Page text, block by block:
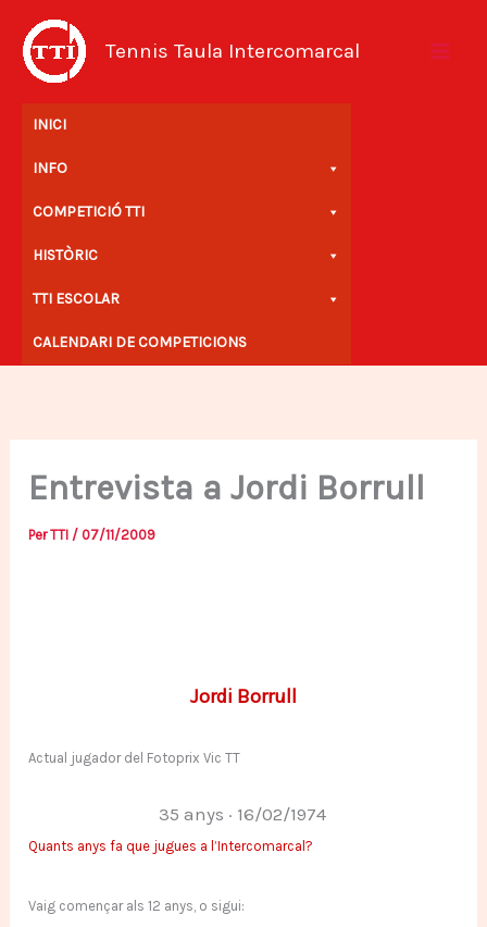
contingut
Tennis Taula Intercomarcal
INICI
INFO
COMPETICIÓ TTI
HISTÒRIC
TTI ESCOLAR
CALENDARI DE COMPETICIONS
Entrevista a Jordi Borrull
Per TTI / 07/11/2009
Jordi Borrull
Actual jugador del Fotoprix Vic TT
35 anys · 16/02/1974
Quants anys fa que jugues a l’Intercomarcal?
Vaig començar als 12 anys, o sigui: